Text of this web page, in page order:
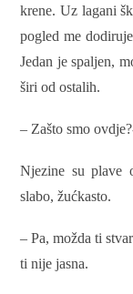
krene. Uz lagani
pogled me
Jedan je spaljen,
širi od ostalih.
– Zašto smo
Njezine su plave
slabo, žućkasto.
– Pa, možda ti
ti nije jasna.